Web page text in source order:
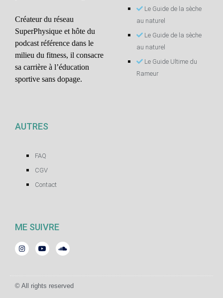
Créateur du réseau
SuperPhysique et hôte du
podcast référence dans le
milieu du fitness, il consacre
sa carrière à l’éducation
sportive sans dopage.
Le Guide de la sèche
au naturel
Le Guide de la sèche
au naturel
Le Guide Ultime du
Rameur
AUTRES
FAQ
CGV
Contact
ME SUIVRE
© All rights reserved